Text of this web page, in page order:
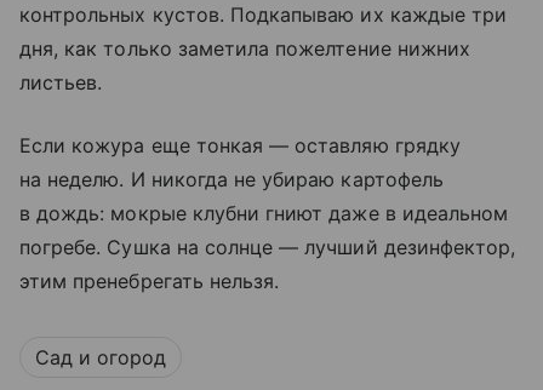
контрольных кустов. Подкапываю их каждые три
дня, как только заметила пожелтение нижних
листьев.
Если кожура еще тонкая — оставляю грядку
на неделю. И никогда не убираю картофель
в дождь: мокрые клубни гниют даже в идеальном
погребе. Сушка на солнце — лучший дезинфектор,
этим пренебрегать нельзя.
Сад и огород